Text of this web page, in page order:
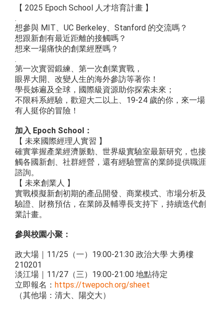
【 2025 Epoch School 人才培育計畫 】
.
想參與 MIT、UC Berkeley、Stanford 的交流嗎？
想跟新創有最近距離的接觸嗎？
想來一場痛快的創業經歷嗎？
.
第一次實習鍛練、第一次創業實戰，
眼界大開、改變人生的海外參訪等著你！
學長姊遍及全球，國際級資源助你探索未來；
不限科系經驗，歡迎大二以上、19-24 歲的你，來一場
有人挺你的冒險！
加入 Epoch School：
【 未來國際經理人實習 】
確實掌握產業經濟脈動、世界級實驗室最新研究，也接
觸各國新創、 社群經營，還有經驗豐富的業師提供職涯
諮詢。
【 未來創業人 】
實戰模擬新創初期的產品開發、商業模式、市場分析及
驗證、財務預估，在業師及輔導長支持下，持續迭代創
業計畫。
參與校園小聚：
政大場｜11/25（一）19:00-21:30 政治大學 大勇樓
210201
淡江場｜11/27（三）19:00-21:00 地點待定
立即報名： https://twepoch.org/sheet
（其他場：清大、陽交大）